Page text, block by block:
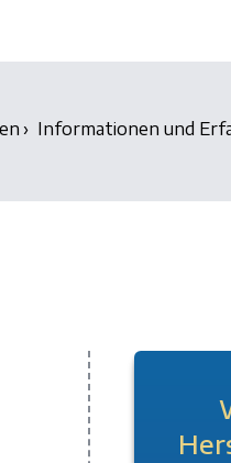
Informationen und